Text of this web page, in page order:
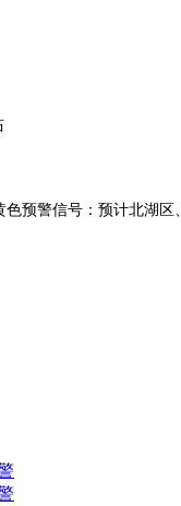
色预警信号：预计北湖